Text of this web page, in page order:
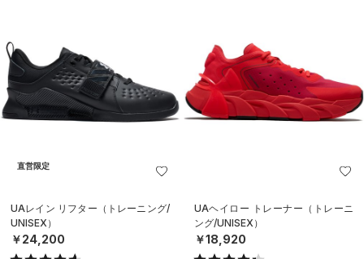
直営限定
UAレイン リフター（トレーニング/
UNISEX）
￥24,200
UAヘイロー トレーナー（トレーニ
ング/UNISEX）
￥18,920